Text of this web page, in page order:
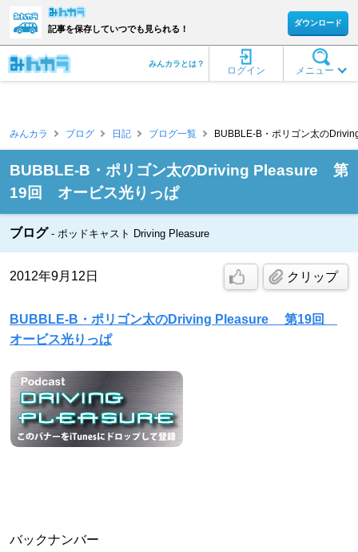
記事を保存していつでも見られる！
ダウンロード
メニュー
ログイン
みんカラとは？
みんカラ ブログ 日記 ブログ一覧 BUBBLE-B・ポリゴン太の
BUBBLE-B・ポリゴン太のDriving Pleasure 第
19回 オービス光りっぱ
ブログ ポッドキャスト Driving Pleasure
2012年9月12日 クリップ
BUBBLE-B・ポリゴン太のDriving Pleasure 第19回
オービス光りっぱ
バックナンバー